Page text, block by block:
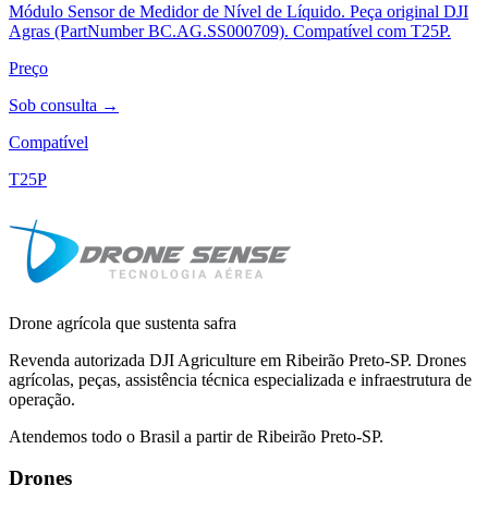
Módulo Sensor de Medidor de Nível de Líquido. Peça original DJI
Agras (PartNumber BC.AG.SS000709). Compatível com T25P.
Preço
Sob consulta →
Compatível
T25P
Drone agrícola que sustenta safra
Revenda autorizada DJI Agriculture em Ribeirão Preto-SP. Drones
agrícolas, peças, assistência técnica especializada e infraestrutura de
operação.
Atendemos todo o Brasil a partir de Ribeirão Preto-SP.
Drones